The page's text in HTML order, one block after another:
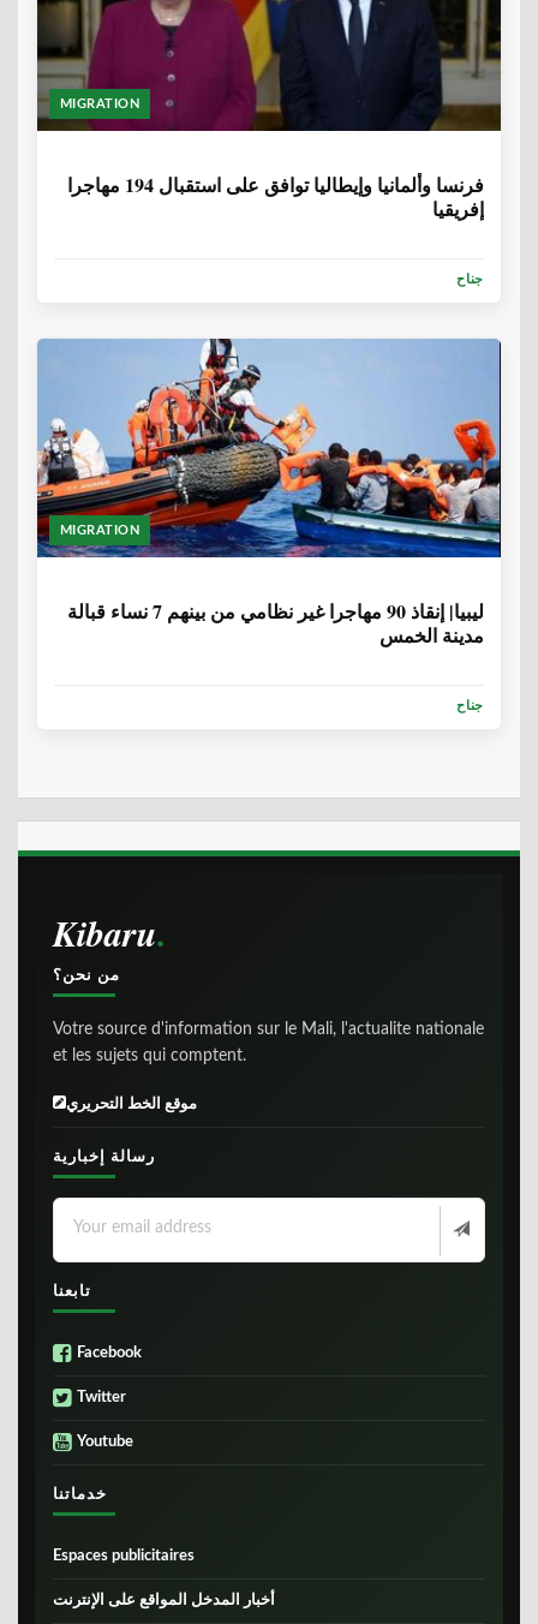
MIGRATION
فرنسا وألمانيا وإيطاليا توافق على استقبال 194 مهاجرا
إفريقيا
جناح
MIGRATION
ليبيا| إنقاذ 90 مهاجرا غير نظامي من بينهم 7 نساء قبالة
مدينة الخمس
جناح
Kibaru
من نحن؟
Votre source d'information sur le Mali, l'actualite nationale
et les sujets qui comptent.
موقع الخط التحريري
رسالة إخبارية
تابعنا
Facebook
Twitter
Youtube
خدماتنا
Espaces publicitaires
أخبار المدخل المواقع على الإنترنت